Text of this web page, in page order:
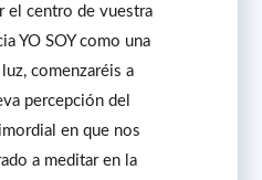
el centro de vuestra
YO SOY como una
comenzaréis a
percepción del
en que nos
a meditar en la